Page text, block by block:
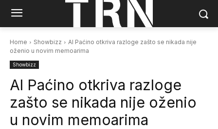
Home Showbizz
Al Paćino otkriva razloge zašto se nikada nije
oženio u novim memoarima
Showbizz
Al Paćino otkriva razloge
zašto se nikada nije oženio
u novim memoarima